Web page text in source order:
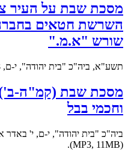
מסכת שבת על העיר
השרשת חטאים
שורש "א.מ."
תשע"א, ביה"כ "בית יהודה", י-ם, 23 דקות.
מסכת שבת (קמ"ה-ב')
וחכמי בבל
ביה"כ "בית יהודה", י-ם, י' באדר א'
(MP3, 11MB).